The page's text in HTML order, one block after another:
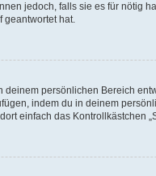
jedoch, falls sie es für nötig
geantwortet hat.
persönlichen Bereich
indem du in deinem
einfach das Kontrollkästchen